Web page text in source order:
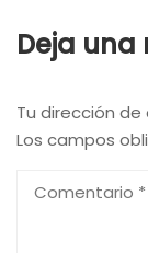
Deja una
Tu dirección
Los campos